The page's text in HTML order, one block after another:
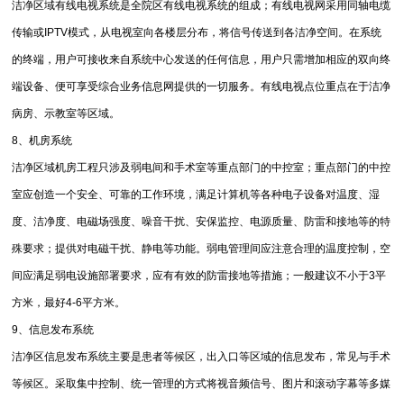
洁净区域有线电视系统是全院区有线电视系统的组成；有线电视网采用同轴电缆
传输或IPTV模式，从电视室向各楼层分布，将信号传送到各洁净空间。在系统
的终端，用户可接收来自系统中心发送的任何信息，用户只需增加相应的双向终
端设备、便可享受综合业务信息网提供的一切服务。有线电视点位重点在于洁净
病房、示教室等区域。
8、机房系统
洁净区域机房工程只涉及弱电间和手术室等重点部门的中控室；重点部门的中控
室应创造一个安全、可靠的工作环境，满足计算机等各种电子设备对温度、湿
度、洁净度、电磁场强度、噪音干扰、安保监控、电源质量、防雷和接地等的特
殊要求；提供对电磁干扰、静电等功能。弱电管理间应注意合理的温度控制，空
间应满足弱电设施部署要求，应有有效的防雷接地等措施；一般建议不小于3平
方米，最好4-6平方米。
9、信息发布系统
洁净区信息发布系统主要是患者等候区，出入口等区域的信息发布，常见与手术
等候区。采取集中控制、统一管理的方式将视音频信号、图片和滚动字幕等多媒